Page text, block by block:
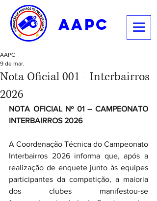
aapc
Nota Oficial 001 - Interbairros
2026
AAPC
9 de mar.
NOTA OFICIAL Nº 01 – CAMPEONATO
INTERBAIRROS 2026
A Coordenação Técnica do Campeonato
Interbairros 2026 informa que, após a
realização de enquete junto às equipes
participantes da competição, a maioria
dos clubes manifestou-se